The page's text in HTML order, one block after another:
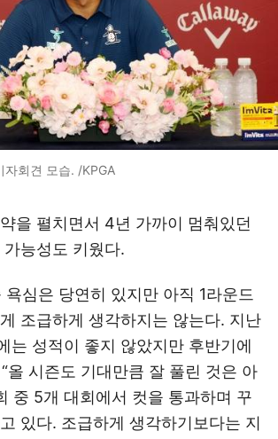
자회견 모습. /KPGA
을 펼치면서 4년 가까이 멈춰있던
능성도 키웠다.
욕심은 당연히 있지만 아직 1라운드
조급하게 생각하지는 않는다. 지난
는 성적이 좋지 않았지만 후반기에
올 시즌도 기대만큼 잘 풀린 것은 아
중 5개 대회에서 컷을 통과하며 꾸
있다. 조급하게 생각하기보다는 지